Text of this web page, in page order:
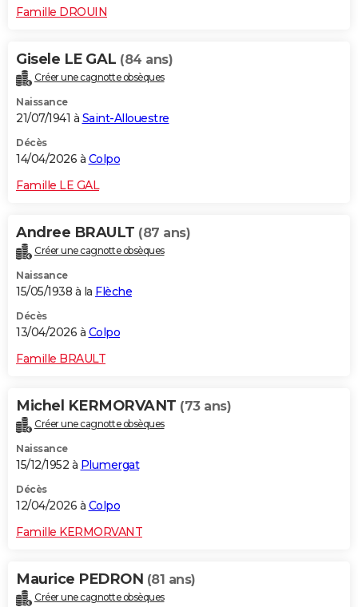
Famille DROUIN
Gisele LE GAL (84 ans)
Créer une cagnotte obsèques
Naissance
21/07/1941 à Saint-Allouestre
Décès
14/04/2026 à Colpo
Famille LE GAL
Andree BRAULT (87 ans)
Créer une cagnotte obsèques
Naissance
15/05/1938 à la Flèche
Décès
13/04/2026 à Colpo
Famille BRAULT
Michel KERMORVANT (73 ans)
Créer une cagnotte obsèques
Naissance
15/12/1952 à Plumergat
Décès
12/04/2026 à Colpo
Famille KERMORVANT
Maurice PEDRON (81 ans)
Créer une cagnotte obsèques